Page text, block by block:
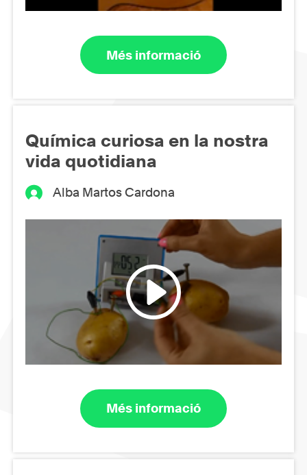
Més informació
Química curiosa en la nostra
vida quotidiana
Alba Martos Cardona
Més informació